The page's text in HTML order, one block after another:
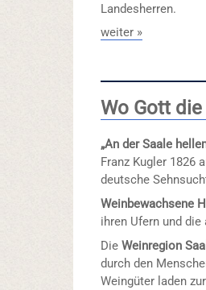
Landesherren.
weiter »
Wo Gott
„An der Saale
Franz Kugler 1826
deutsche
Weinbewachsene
ihren Ufern und die
DieWeinregion
durch den
Weingüter laden